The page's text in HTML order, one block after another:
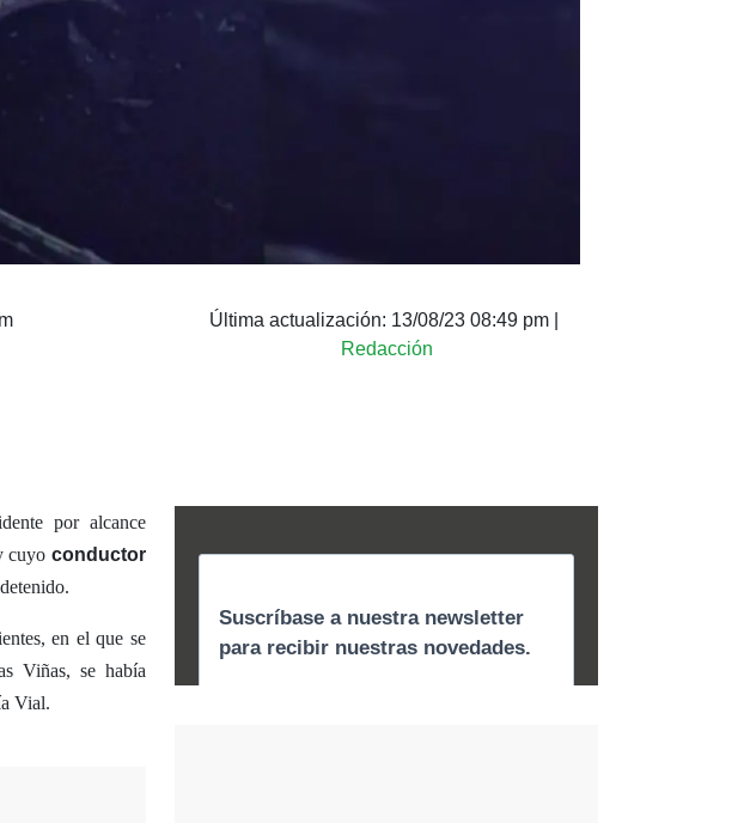
Última actualización: 13/08/23 08:49 pm
Redacción
por alcance
cuyo conductor
en el que se
Viñas, se había
Vial.